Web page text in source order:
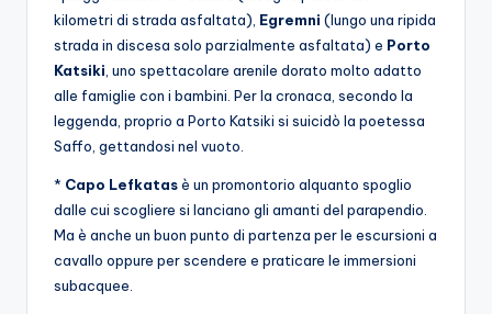
kilometri di strada asfaltata), Egremni (lungo una ripida
strada in discesa solo parzialmente asfaltata) e Porto
Katsiki, uno spettacolare arenile dorato molto adatto
alle famiglie con i bambini. Per la cronaca, secondo la
leggenda, proprio a Porto Katsiki si suicidò la poetessa
Saffo, gettandosi nel vuoto.
* Capo Lefkatasè un promontorio alquanto spoglio
dalle cui scogliere si lanciano gli amanti del parapendio.
Ma è anche un buon punto di partenza per le escursioni a
cavallo oppure per scendere e praticare le immersioni
subacquee.